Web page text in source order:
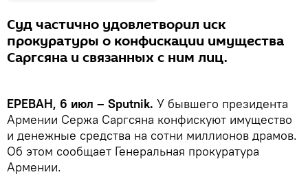
Суд частично удовлетворил иск
прокуратуры о конфискации имущества
Саргсяна и связанных с ним лиц.
ЕРЕВАН, 6 июл – Sputnik. У бывшего президента
Армении Сержа Саргсяна конфискуют имущество
и денежные средства на сотни миллионов драмов.
Об этом сообщает Генеральная прокуратура
Армении.